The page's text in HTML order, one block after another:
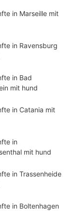
in Marseille mit
in Ravensburg
in Bad
mit hund
in Catania mit
in
mit hund
in Trassenheide
in Boltenhagen